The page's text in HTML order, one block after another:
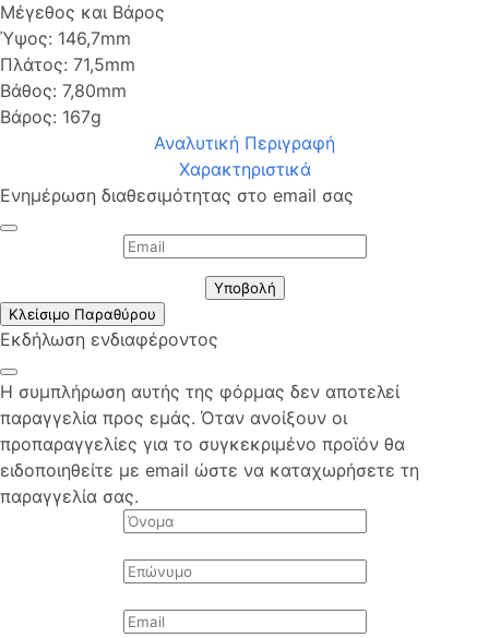
Μέγεθος και Βάρος
Ύψος: 146,7mm
Πλάτος: 71,5mm
Βάθος: 7,80mm
Βάρος: 167g
Αναλυτική Περιγραφή
Χαρακτηριστικά
Ενημέρωση διαθεσιμότητας στο email σας
Υποβολή
Κλείσιμο Παραθύρου
Εκδήλωση ενδιαφέροντος
Η συμπλήρωση αυτής της φόρμας δεν αποτελεί
παραγγελία προς εμάς. Όταν ανοίξουν οι
προπαραγγελίες για το συγκεκριμένο προϊόν θα
ειδοποιηθείτε με email ώστε να καταχωρήσετε τη
παραγγελία σας.